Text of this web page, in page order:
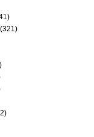
(321)